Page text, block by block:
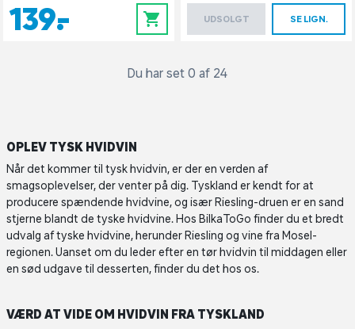
139,- 0 UDSOLGT SE LIGN.
Du har set 0 af 24
OPLEV TYSK HVIDVIN
Når det kommer til tysk hvidvin, er der en verden af
smagsoplevelser, der venter på dig. Tyskland er kendt for at
producere spændende hvidvine, og især Riesling-druen er en sand
stjerne blandt de tyske hvidvine. Hos BilkaToGo finder du et bredt
udvalg af tyske hvidvine, herunder Riesling og vine fra Mosel-
regionen. Uanset om du leder efter en tør hvidvin til middagen eller
en sød udgave til desserten, finder du det hos os.
VÆRD AT VIDE OM HVIDVIN FRA TYSKLAND